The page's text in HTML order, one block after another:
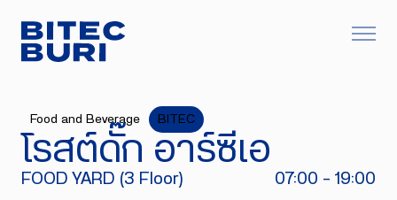
Food and Beverage BITEC
โรสต์ดั๊ก อาร์ซีเอ
FOOD YARD (3 Floor) 07:00 - 19:00